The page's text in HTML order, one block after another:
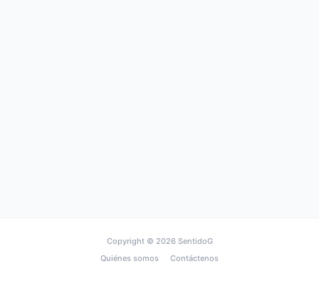
Copyright © 2026 SentidoG
Quiénes somos
Contáctenos